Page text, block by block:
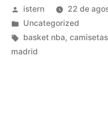
las
Publicado
por
istern
22 de
Publicado
en
Uncategorized
Etiquetas:
basket nba,
madrid